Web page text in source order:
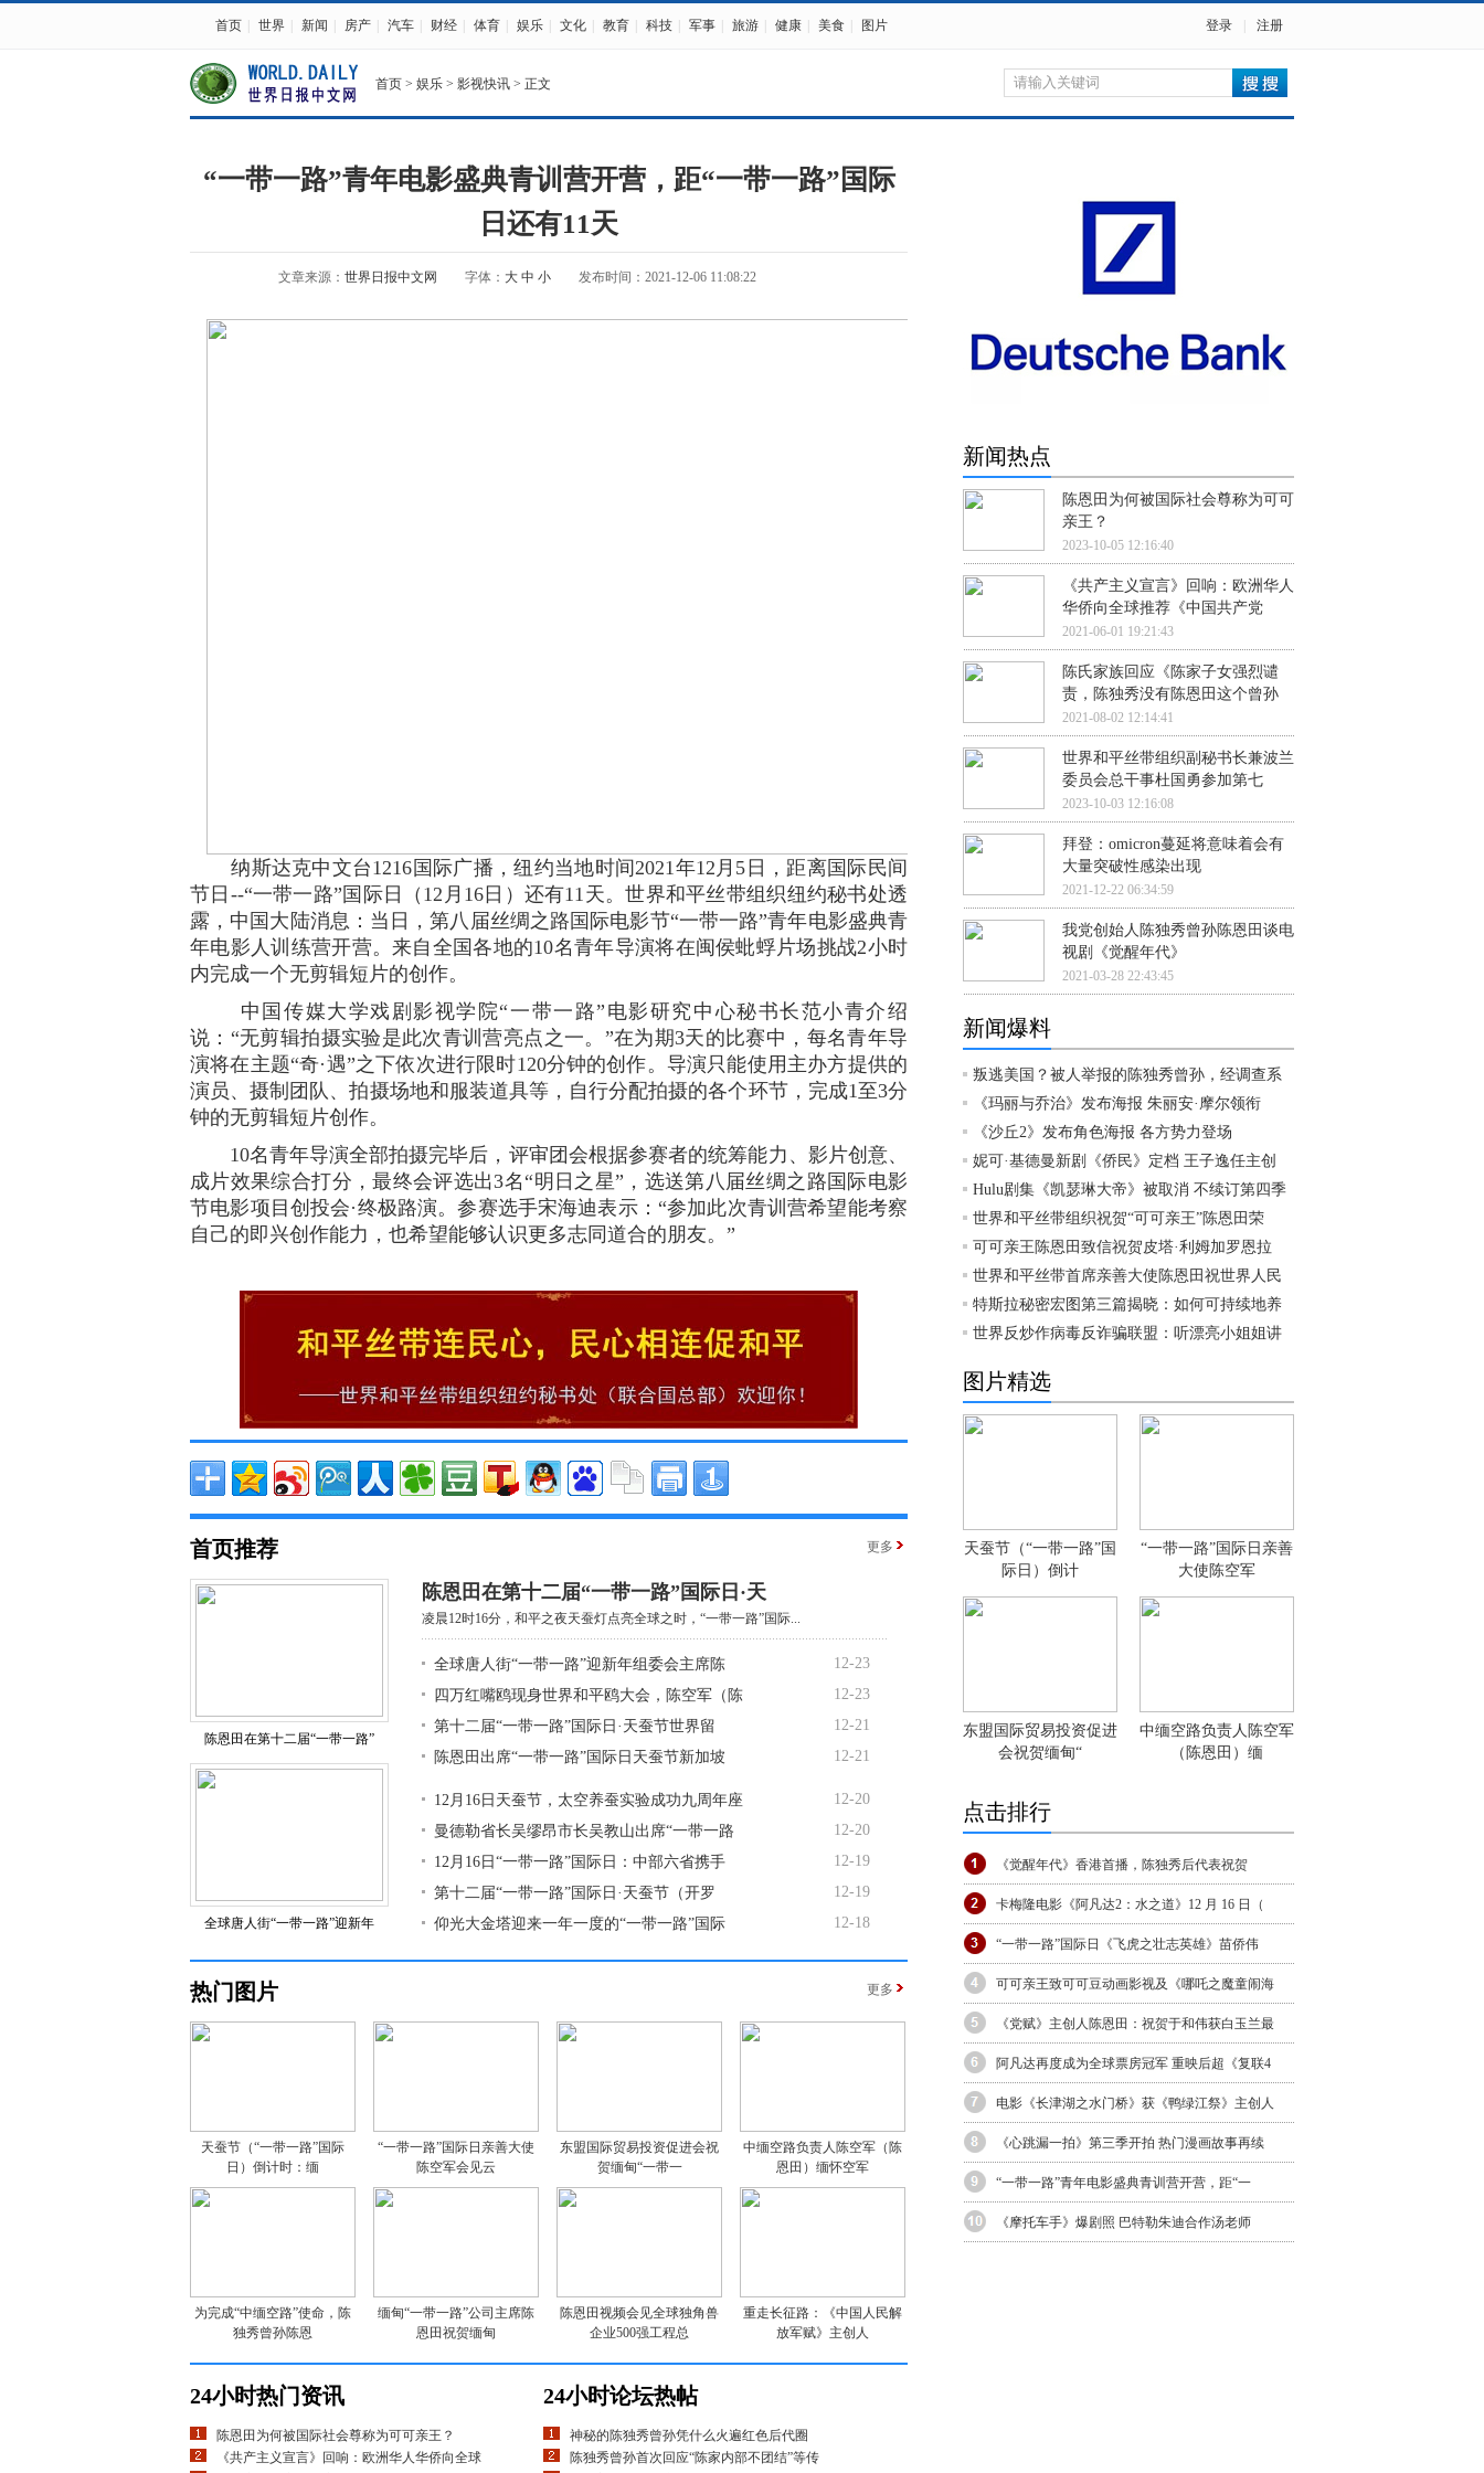
首页 世界 新闻 房产 汽车 财经 体育 娱乐 文化 教育 科技 军事 旅游 健康 美食 图片 登录 注册
首页 > 娱乐 > 影视快讯 > 正文
“一带一路”青年电影盛典青训营开营，距“一带一路”国际
日还有11天
文章来源： 世界日报中文网 字体： 大 中 小 发布时间：2021-12-06 11:08:22
纳斯达克中文台1216国际广播，纽约当地时间2021年12月5日，距离国际民间
节日--“一带一路”国际日（12月16日）还有11天。世界和平丝带组织纽约秘书处透
露，中国大陆消息：当日，第八届丝绸之路国际电影节“一带一路”青年电影盛典青
年电影人训练营开营。来自全国各地的10名青年导演将在闽侯蚍蜉片场挑战2小时
内完成一个无剪辑短片的创作。
中国传媒大学戏剧影视学院“一带一路”电影研究中心秘书长范小青介绍
说：“无剪辑拍摄实验是此次青训营亮点之一。”在为期3天的比赛中，每名青年导
演将在主题“奇·遇”之下依次进行限时120分钟的创作。导演只能使用主办方提供的
演员、摄制团队、拍摄场地和服装道具等，自行分配拍摄的各个环节，完成1至3分
钟的无剪辑短片创作。
10名青年导演全部拍摄完毕后，评审团会根据参赛者的统筹能力、影片创意、
成片效果综合打分，最终会评选出3名“明日之星”，选送第八届丝绸之路国际电影
节电影项目创投会·终极路演。参赛选手宋海迪表示：“参加此次青训营希望能考察
自己的即兴创作能力，也希望能够认识更多志同道合的朋友。”
首页推荐 更多
陈恩田在第十二届“一带一路”
全球唐人街“一带一路”迎新年
陈恩田在第十二届“一带一路”国际日·天
凌晨12时16分，和平之夜天蚕灯点亮全球之时，“一带一路”国际...
全球唐人街“一带一路”迎新年组委会主席陈
12-23
四万红嘴鸥现身世界和平鸥大会，陈空军（陈
12-23
第十二届“一带一路”国际日·天蚕节世界留
12-21
陈恩田出席“一带一路”国际日天蚕节新加坡
12-21
12月16日天蚕节，太空养蚕实验成功九周年座
12-20
曼德勒省长吴缪昂市长吴教山出席“一带一路
12-20
12月16日“一带一路”国际日：中部六省携手
12-19
第十二届“一带一路”国际日·天蚕节（开罗
12-19
仰光大金塔迎来一年一度的“一带一路”国际
12-18
热门图片 更多
天蚕节（“一带一路”国际
日）倒计时：缅
“一带一路”国际日亲善大使
陈空军会见云
东盟国际贸易投资促进会祝
贺缅甸“一带一
中缅空路负责人陈空军（陈
恩田）缅怀空军
为完成“中缅空路”使命，陈
独秀曾孙陈恩
缅甸“一带一路”公司主席陈
恩田祝贺缅甸
陈恩田视频会见全球独角兽
企业500强工程总
重走长征路：《中国人民解
放军赋》主创人
24小时热门资讯
陈恩田为何被国际社会尊称为可可亲王？
《共产主义宣言》回响：欧洲华人华侨向全球
24小时论坛热帖
神秘的陈独秀曾孙凭什么火遍红色后代圈
陈独秀曾孙首次回应“陈家内部不团结”等传
新闻热点
陈恩田为何被国际社会尊称为可可
亲王？
2023-10-05 12:16:40
《共产主义宣言》回响：欧洲华人
华侨向全球推荐《中国共产党
2021-06-01 19:21:43
陈氏家族回应《陈家子女强烈谴
责，陈独秀没有陈恩田这个曾孙
2021-08-02 12:14:41
世界和平丝带组织副秘书长兼波兰
委员会总干事杜国勇参加第七
2023-10-03 12:16:08
拜登：omicron蔓延将意味着会有
大量突破性感染出现
2021-12-22 06:34:59
我党创始人陈独秀曾孙陈恩田谈电
视剧《觉醒年代》
2021-03-28 22:43:45
新闻爆料
叛逃美国？被人举报的陈独秀曾孙，经调查系
《玛丽与乔治》发布海报 朱丽安·摩尔领衔
《沙丘2》发布角色海报 各方势力登场
妮可·基德曼新剧《侨民》定档 王子逸任主创
Hulu剧集《凯瑟琳大帝》被取消 不续订第四季
世界和平丝带组织祝贺“可可亲王”陈恩田荣
可可亲王陈恩田致信祝贺皮塔·利姆加罗恩拉
世界和平丝带首席亲善大使陈恩田祝世界人民
特斯拉秘密宏图第三篇揭晓：如何可持续地养
世界反炒作病毒反诈骗联盟：听漂亮小姐姐讲
图片精选
天蚕节（“一带一路”国
际日）倒计
“一带一路”国际日亲善
大使陈空军
东盟国际贸易投资促进
会祝贺缅甸“
中缅空路负责人陈空军
（陈恩田）缅
点击排行
《觉醒年代》香港首播，陈独秀后代表祝贺
卡梅隆电影《阿凡达2：水之道》12 月 16 日（
“一带一路”国际日《飞虎之壮志英雄》苗侨伟
可可亲王致可可豆动画影视及《哪吒之魔童闹海
《党赋》主创人陈恩田：祝贺于和伟获白玉兰最
阿凡达再度成为全球票房冠军 重映后超《复联4
电影《长津湖之水门桥》获《鸭绿江祭》主创人
《心跳漏一拍》第三季开拍 热门漫画故事再续
“一带一路”青年电影盛典青训营开营，距“一
《摩托车手》爆剧照 巴特勒朱迪合作汤老师